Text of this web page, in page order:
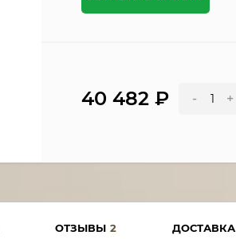
40 482₽ - +
ОТЗЫВЫ 2 ДОСТАВКА